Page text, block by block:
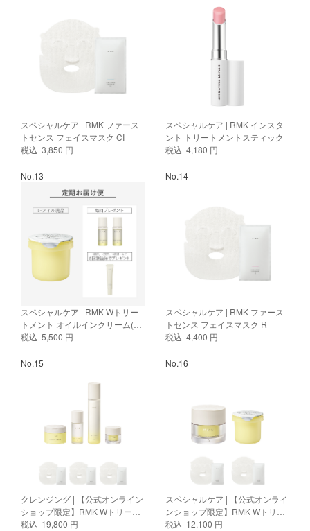
スペシャルケア | RMK ファース
トセンス フェイスマスク CI
税込 3,850 円
スペシャルケア | RMK インスタ
ント トリートメントスティック
税込 4,180 円
No.13
スペシャルケア | RMK Wトリー
トメント オイルインクリーム(レ
フィル) 定期便
税込 5,500 円
No.14
スペシャルケア | RMK ファース
トセンス フェイスマスク R
税込 4,400 円
No.15
クレンジング | 【公式オンライン
ショップ限定】RMK Wトリート
メントオイル トータルケアセッ
税込 19,800 円
No.16
スペシャルケア | 【公式オンライ
ンショップ限定】RMK Wトリー
トメント オイルインクリーム
税込 12,100 円